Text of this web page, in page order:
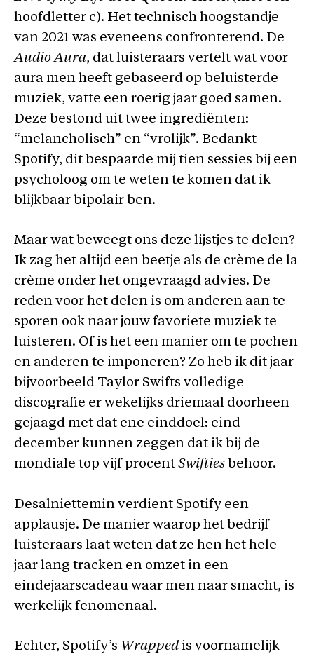
hoofdletter c). Het technisch hoogstandje
van 2021 was eveneens confronterend. De
Audio Aura, dat luisteraars vertelt wat voor
aura men heeft gebaseerd op beluisterde
muziek, vatte een roerig jaar goed samen.
Deze bestond uit twee ingrediënten:
“melancholisch” en “vrolijk”. Bedankt
Spotify, dit bespaarde mij tien sessies bij een
psycholoog om te weten te komen dat ik
blijkbaar bipolair ben.
Maar wat beweegt ons deze lijstjes te delen?
Ik zag het altijd een beetje als de crème de la
crème onder het ongevraagd advies. De
reden voor het delen is om anderen aan te
sporen ook naar jouw favoriete muziek te
luisteren. Of is het een manier om te pochen
en anderen te imponeren? Zo heb ik dit jaar
bijvoorbeeld Taylor Swifts volledige
discografie er wekelijks driemaal doorheen
gejaagd met dat ene einddoel: eind
december kunnen zeggen dat ik bij de
mondiale top vijf procent Swifties behoor.
Desalniettemin verdient Spotify een
applausje. De manier waarop het bedrijf
luisteraars laat weten dat ze hen het hele
jaar lang tracken en omzet in een
eindejaarscadeau waar men naar smacht, is
werkelijk fenomenaal.
Echter, Spotify’s Wrapped is voornamelijk